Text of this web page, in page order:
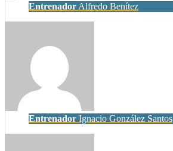
Entrenador Alfredo Benítez
Entrenador Ignacio González Santos